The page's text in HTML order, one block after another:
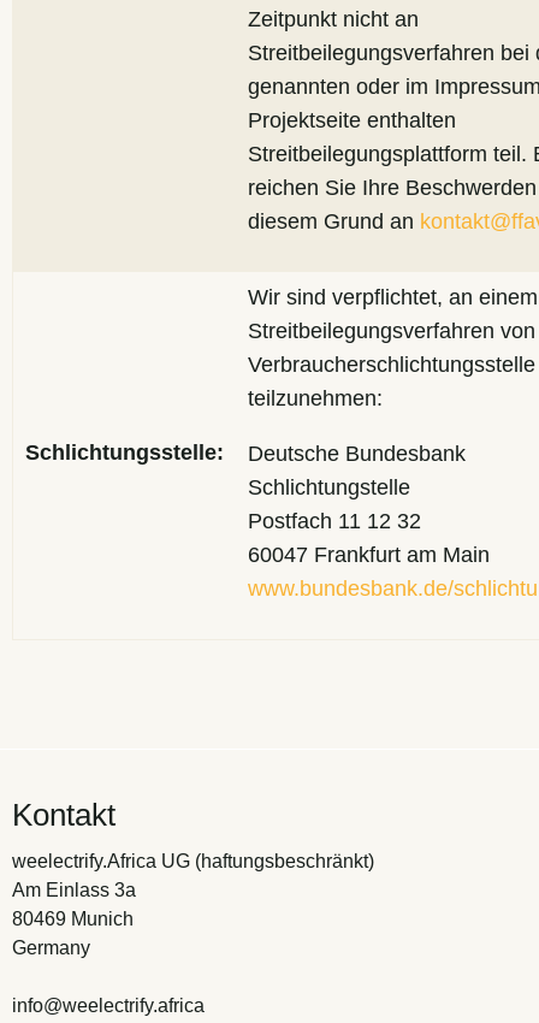
Zeitpunkt nicht an
Streitbeilegungsverfahren bei
genannten oder im
Projektseite enthalten
Streitbeilegungsplattform teil.
reichen Sie Ihre
diesem Grund an
Schlichtungsstelle:
Wir sind verpflichtet, an einem
Streitbeilegungsverfahren
Verbraucherschlichtungsstelle
teilzunehmen:
Deutsche Bundesbank
Schlichtungstelle
Postfach 11 12 32
60047 Frankfurt am Main
www.bundesbank.de/
Kontakt
weelectrify.Africa UG (haftungsbeschränkt)
Am Einlass 3a
80469 Munich
Germany
info@weelectrify.africa